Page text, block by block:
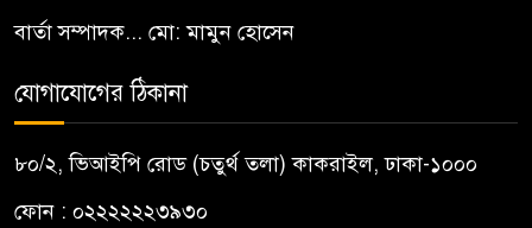
বার্তা সম্পাদক... মো: মামুন হোসেন
যোগাযোগের ঠিকানা
৮০/২, ভিআইপি রোড (চতুর্থ তলা) কাকরাইল, ঢাকা-১০০০
ফোন : ০২২২২২২৩৯৩০